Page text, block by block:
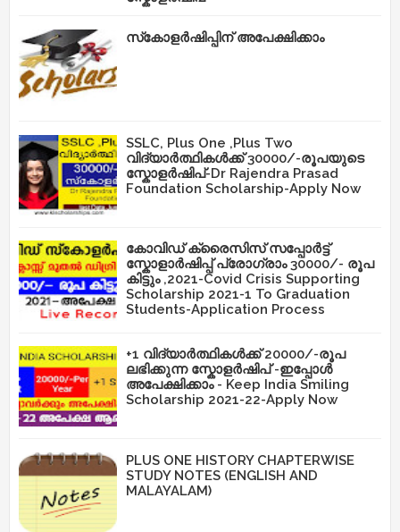
സ്‌കോളർഷിപ്പിന് അപേക്ഷിക്കാം
SSLC, Plus One ,Plus Two
വിദ്യാർത്ഥികൾക്ക് 30000/-രൂപയുടെ
സ്കോളർഷിപ്-Dr Rajendra Prasad
Foundation Scholarship-Apply Now
കോവിഡ് ക്രൈസിസ് സപ്പോർട്ട്
സ്കോളാർഷിപ്പ് പ്രോഗ്രാം 30000/- രൂപ
കിട്ടും ,2021-Covid Crisis Supporting
Scholarship 2021-1 To Graduation
Students-Application Process
+1 വിദ്യാർത്ഥികൾക്ക് 20000/-രൂപ
ലഭിക്കുന്ന സ്കോളർഷിപ് -ഇപ്പോൾ
അപേക്ഷിക്കാം - Keep India Smiling
Scholarship 2021-22-Apply Now
PLUS ONE HISTORY CHAPTERWISE
STUDY NOTES (ENGLISH AND
MALAYALAM)